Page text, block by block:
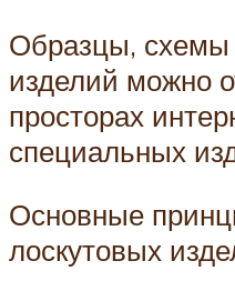
Образцы, схемы
изделий можно
просторах
специальных
Основные
лоскутовых